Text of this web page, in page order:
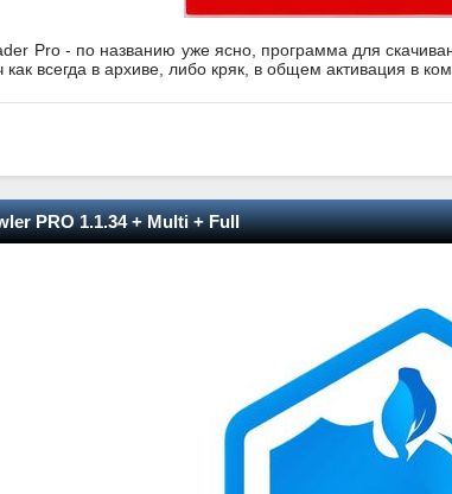
Pro - по названию уже ясно, программа для
всегда в архиве, либо кряк, в общем активация в
PRO 1.1.34 + Multi + Full